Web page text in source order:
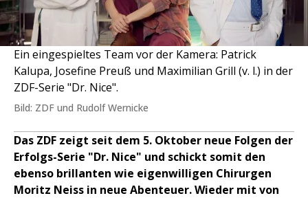
Ein eingespieltes Team vor der Kamera: Patrick
Kalupa, Josefine Preuß und Maximilian Grill (v. l.) in der
ZDF-Serie "Dr. Nice".
Bild: ZDF und Rudolf Wernicke
Das ZDF zeigt seit dem 5. Oktober neue Folgen der
Erfolgs-Serie "Dr. Nice" und schickt somit den
ebenso brillanten wie eigenwilligen Chirurgen
Moritz Neiss in neue Abenteuer. Wieder mit von